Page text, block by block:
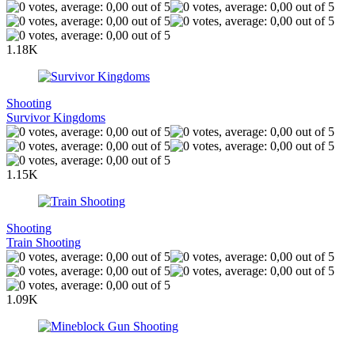
1.18K
Shooting
Survivor Kingdoms
1.15K
Shooting
Train Shooting
1.09K